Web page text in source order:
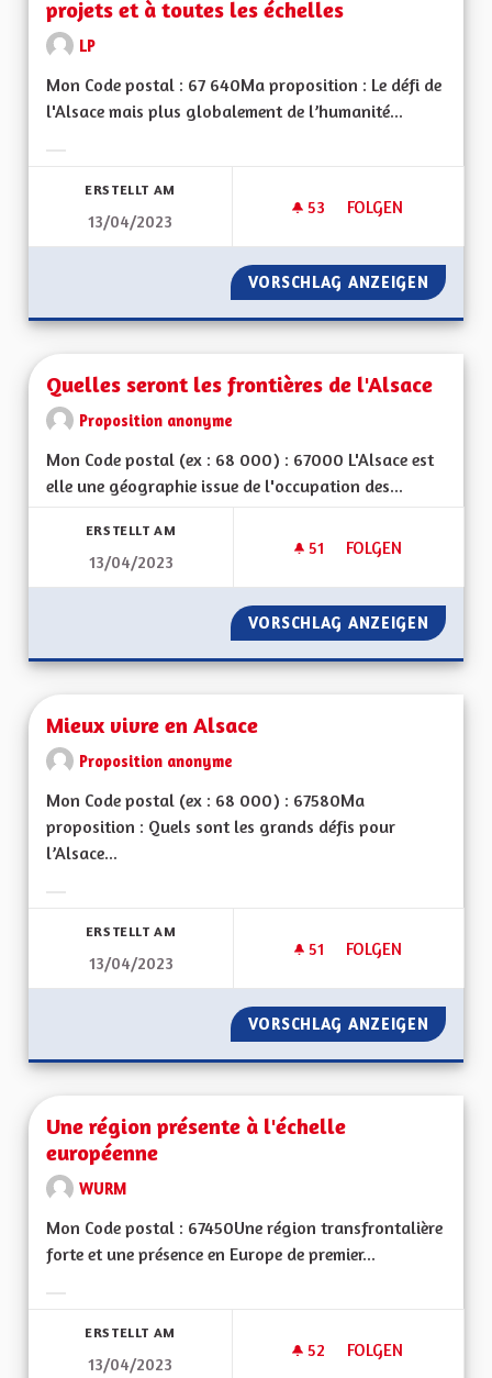
projets et à toutes les échelles
LP
Mon Code postal : 67 640Ma proposition : Le défi de
l'Alsace mais plus globalement de l’humanité...
ERSTELLT AM
13/04/2023
53 53 FOLLOWER
FOLGEN
UNE RÉELLE
VORSCHLAG ANZEIGEN UNE
Quelles seront les frontières de l'Alsace
Proposition anonyme
Mon Code postal (ex : 68 000) : 67000 L'Alsace est
elle une géographie issue de l'occupation des...
ERSTELLT AM
13/04/2023
51 51 FOLLOWER
FOLGEN
QUELLES SERONT
VORSCHLAG ANZEIGEN
Mieux vivre en Alsace
Proposition anonyme
Mon Code postal (ex : 68 000) : 67580Ma
proposition : Quels sont les grands défis pour
l’Alsace...
ERSTELLT AM
13/04/2023
51 51 FOLLOWER
FOLGEN
MIEUX VIVRE EN
VORSCHLAG ANZEIGEN MIEUX
Une région présente à l'échelle
européenne
WURM
Mon Code postal : 67450Une région transfrontalière
forte et une présence en Europe de premier...
ERSTELLT AM
13/04/2023
52 52 FOLLOWER
FOLGEN
UNE RÉGION